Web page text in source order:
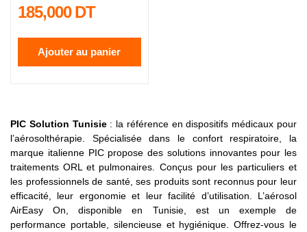
185,000 DT
Ajouter au panier
PIC Solution Tunisie: la référence en dispositifs médicaux pour
l’aérosolthérapie. Spécialisée dans le confort respiratoire, la
marque italienne PIC propose des solutions innovantes pour les
traitements ORL et pulmonaires. Conçus pour les particuliers et
les professionnels de santé, ses produits sont reconnus pour leur
efficacité, leur ergonomie et leur facilité d’utilisation. L’aérosol
AirEasy On, disponible en Tunisie, est un exemple de
performance portable, silencieuse et hygiénique. Offrez-vous le